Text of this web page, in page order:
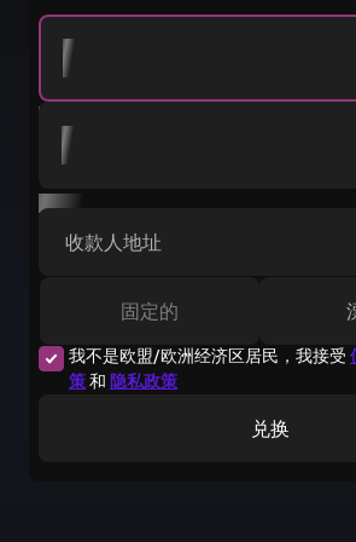
收款人地址
我不是欧盟/欧洲经济区居民，我接受
策和 隐私政策
固定的
兑换